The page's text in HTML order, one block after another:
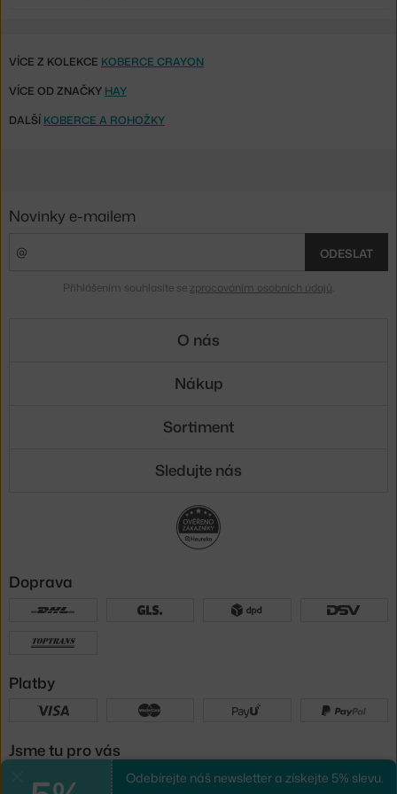
VÍCE Z KOLEKCE KOBERCE CRAYON
VÍCE OD ZNAČKY HAY
DALŠÍ KOBERCE A ROHOŽKY
Odebírejte náš newsletter a získejte 5% slevu.
Novinky e-mailem
ODESLAT
Přihlášením souhlasíte se zpracováním osobních údajů
O nás
Nákup
Sortiment
Sledujte nás
Doprava
Platby
Jsme tu pro vás